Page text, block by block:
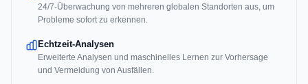
24/7-Überwachung von mehreren globalen Standorten aus, um
Probleme sofort zu erkennen.
Echtzeit-Analysen
Erweiterte Analysen und maschinelles Lernen zur Vorhersage
und Vermeidung von Ausfällen.